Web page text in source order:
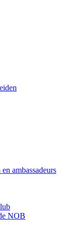
ambassadeurs
NOB